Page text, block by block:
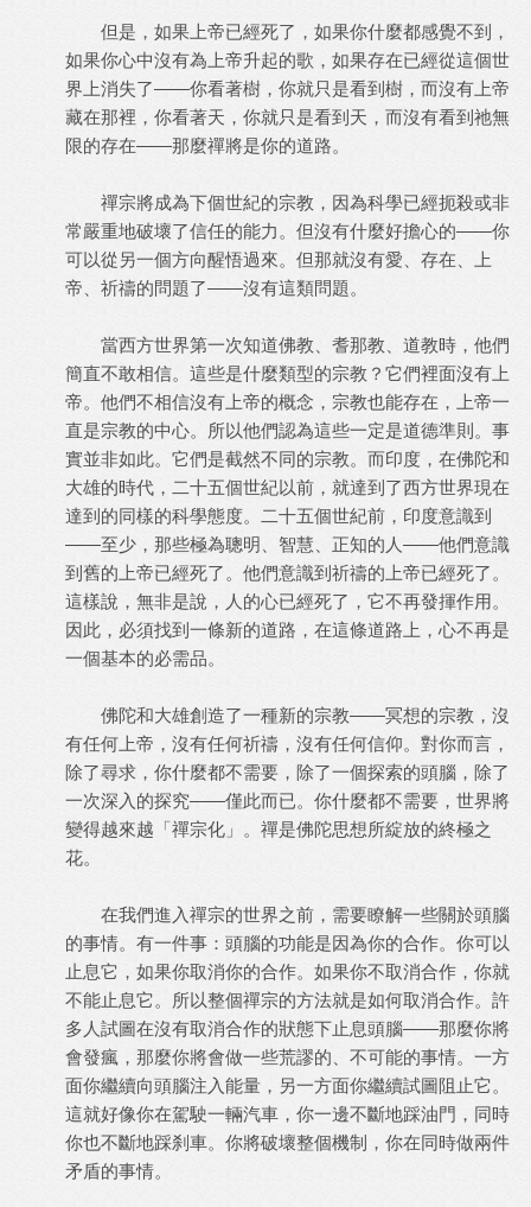
但是，如果上帝已經死了，如果你什麼都感覺不到，
如果你心中沒有為上帝升起的歌，如果存在已經從這個世
界上消失了——你看著樹，你就只是看到樹，而沒有上帝
藏在那裡，你看著天，你就只是看到天，而沒有看到祂無
限的存在——那麼禪將是你的道路。
禪宗將成為下個世紀的宗教，因為科學已經扼殺或非
常嚴重地破壞了信任的能力。但沒有什麼好擔心的——你
可以從另一個方向醒悟過來。但那就沒有愛、存在、上
帝、祈禱的問題了——沒有這類問題。
當西方世界第一次知道佛教、耆那教、道教時，他們
簡直不敢相信。這些是什麼類型的宗教？它們裡面沒有上
帝。他們不相信沒有上帝的概念，宗教也能存在，上帝一
直是宗教的中心。所以他們認為這些一定是道德準則。事
實並非如此。它們是截然不同的宗教。而印度，在佛陀和
大雄的時代，二十五個世紀以前，就達到了西方世界現在
達到的同樣的科學態度。二十五個世紀前，印度意識到
——至少，那些極為聰明、智慧、正知的人——他們意識
到舊的上帝已經死了。他們意識到祈禱的上帝已經死了。
這樣說，無非是說，人的心已經死了，它不再發揮作用。
因此，必須找到一條新的道路，在這條道路上，心不再是
一個基本的必需品。
佛陀和大雄創造了一種新的宗教——冥想的宗教，沒
有任何上帝，沒有任何祈禱，沒有任何信仰。對你而言，
除了尋求，你什麼都不需要，除了一個探索的頭腦，除了
一次深入的探究——僅此而已。你什麼都不需要，世界將
變得越來越「禪宗化」。禪是佛陀思想所綻放的終極之
花。
在我們進入禪宗的世界之前，需要瞭解一些關於頭腦
的事情。有一件事：頭腦的功能是因為你的合作。你可以
止息它，如果你取消你的合作。如果你不取消合作，你就
不能止息它。所以整個禪宗的方法就是如何取消合作。許
多人試圖在沒有取消合作的狀態下止息頭腦——那麼你將
會發瘋，那麼你將會做一些荒謬的、不可能的事情。一方
面你繼續向頭腦注入能量，另一方面你繼續試圖阻止它。
這就好像你在駕駛一輛汽車，你一邊不斷地踩油門，同時
你也不斷地踩刹車。你將破壞整個機制，你在同時做兩件
矛盾的事情。